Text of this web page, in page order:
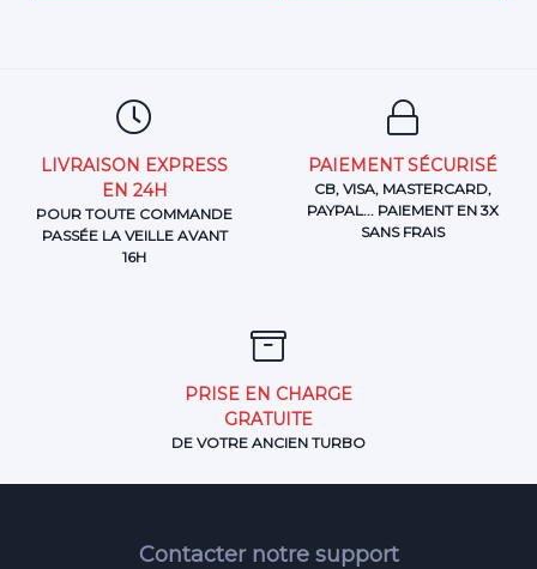
LIVRAISON EXPRESS
EN 24H
POUR TOUTE COMMANDE
PASSÉE LA VEILLE AVANT
16H
PAIEMENT SÉCURISÉ
CB, VISA, MASTERCARD,
PAYPAL... PAIEMENT EN 3X
SANS FRAIS
PRISE EN CHARGE
GRATUITE
DE VOTRE ANCIEN TURBO
Contacter notre support